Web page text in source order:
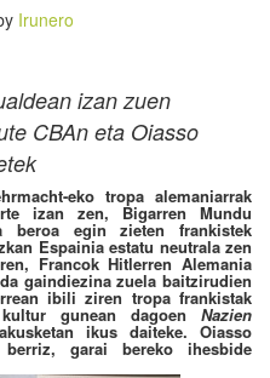
Irunero
izan zuen
CBAn eta Oiasso
eko tropa alemaniarrak
izan zen, Bigarren Mundu
beroa egin zieten frankistek
Espainia estatu neutrala zen
Francok Hitlerren Alemania
gaindiezina zuela baitzirudien
ibili ziren tropa frankistak
gunean dagoen Nazien
ikus daiteke. Oiasso
berriz, garai bereko ihesbide